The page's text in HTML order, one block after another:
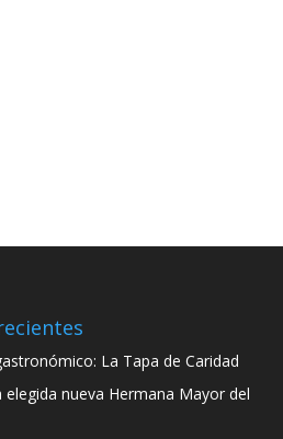
La Tapa de Caridad
elegida nueva Hermana Mayor del